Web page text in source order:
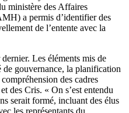
ministère des Affaires
a permis d’identifier des
de l’entente avec la
Les éléments mis de
de gouvernance, la planification
des cadres
des Cris. « On s’est entendu
serait formé, incluant des élus